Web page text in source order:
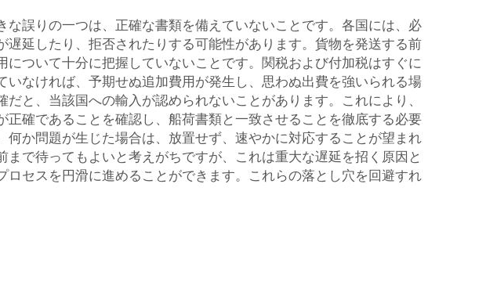
誤りの一つは、正確な書類を備えていないことです。各国には、必
延したり、拒否されたりする可能性があります。貨物を発送する前
ついて十分に把握していないことです。関税および付加税はすぐに
なければ、予期せぬ追加費用が発生し、思わぬ出費を強いられる場
と、当該国への輸入が認められないことがあります。これにより、
確であることを確認し、船荷書類と一致させることを徹底する必要
か問題が生じた場合は、放置せず、速やかに対応することが望まれ
で待ってもよいと考えがちですが、これは重大な遅延を招く原因と
セスを円滑に進めることができます。これらの落とし穴を回避すれ